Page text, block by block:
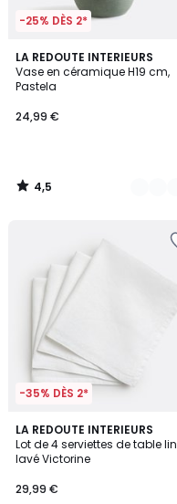
-25% DÈS 2*
LA REDOUTE INTERIEURS
Vase en céramique H19 cm,
Pastela
24,99 €
4,5
/ 5
3
Couleurs
4,5
/
-35% DÈS 2*
LA REDOUTE INTERIEURS
Lot de 4 serviettes de table lin
lavé Victorine
29,99 €
4,4
/ 5
14
Couleurs